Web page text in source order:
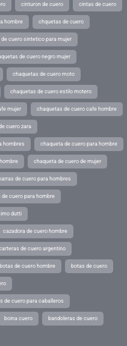
cinturon de cuero cintas de cuero
hombre chquetas de cuero
cuero sintetico para mujer
de cuero negro mujer
chaquetas de cuero moto
chaquetas de cuero estilo motero
mujer chaquetas de cuero cafe hombre
cuero zara
hombres chaqueta de cuero para hombre
chaqueta de cuero de mujer
de cuero para hombres
de cuero para hombre
dutti
cazadora de cuero hombre
de cuero argentino
botas de cuero hombre botas de cuero
de cuero para caballeros
boina cuero bandoleras de cuero